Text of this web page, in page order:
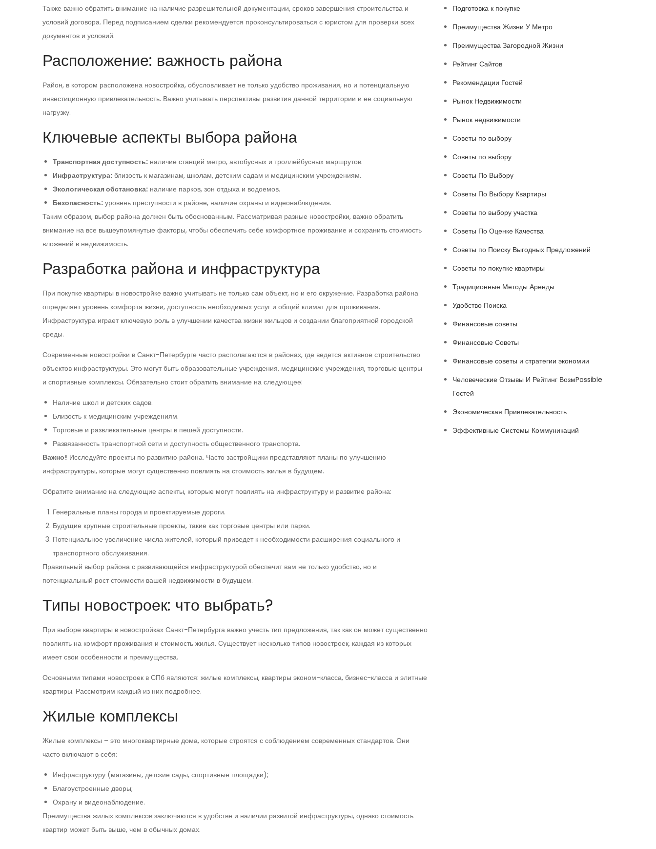
Также важно обратить внимание на наличие разрешительной документации, сроков завершения строительства и
условий договора. Перед подписанием сделки рекомендуется проконсультироваться с юристом для проверки всех
документов и условий.
Расположение: важность района
Район, в котором расположена новостройка, обусловливает не только удобство проживания, но и потенциальную
инвестиционную привлекательность. Важно учитывать перспективы развития данной территории и ее социальную
нагрузку.
Ключевые аспекты выбора района
Транспортная доступность: наличие станций метро, автобусных и троллейбусных маршрутов.
Инфраструктура: близость к магазинам, школам, детским садам и медицинским учреждениям.
Экологическая обстановка: наличие парков, зон отдыха и водоемов.
Безопасность: уровень преступности в районе, наличие охраны и видеонаблюдения.
Таким образом, выбор района должен быть обоснованным. Рассматривая разные новостройки, важно обратить
внимание на все вышеупомянутые факторы, чтобы обеспечить себе комфортное проживание и сохранить стоимость
вложений в недвижимость.
Разработка района и инфраструктура
При покупке квартиры в новостройке важно учитывать не только сам объект, но и его окружение. Разработка района
определяет уровень комфорта жизни, доступность необходимых услуг и общий климат для проживания.
Инфраструктура играет ключевую роль в улучшении качества жизни жильцов и создании благоприятной городской
среды.
Современные новостройки в Санкт-Петербурге часто располагаются в районах, где ведется активное строительство
объектов инфраструктуры. Это могут быть образовательные учреждения, медицинские учреждения, торговые центры
и спортивные комплексы. Обязательно стоит обратить внимание на следующее:
Наличие школ и детских садов.
Близость к медицинским учреждениям.
Торговые и развлекательные центры в пешей доступности.
Развязанность транспортной сети и доступность общественного транспорта.
Важно! Исследуйте проекты по развитию района. Часто застройщики представляют планы по улучшению
инфраструктуры, которые могут существенно повлиять на стоимость жилья в будущем.
Обратите внимание на следующие аспекты, которые могут повлиять на инфраструктуру и развитие района:
Генеральные планы города и проектируемые дороги.
Будущие крупные строительные проекты, такие как торговые центры или парки.
Потенциальное увеличение числа жителей, который приведет к необходимости расширения социального и
транспортного обслуживания.
Правильный выбор района с развивающейся инфраструктурой обеспечит вам не только удобство, но и
потенциальный рост стоимости вашей недвижимости в будущем.
Типы новостроек: что выбрать?
При выборе квартиры в новостройках Санкт-Петербурга важно учесть тип предложения, так как он может существенно
повлиять на комфорт проживания и стоимость жилья. Существует несколько типов новостроек, каждая из которых
имеет свои особенности и преимущества.
Основными типами новостроек в СПб являются: жилые комплексы, квартиры эконом-класса, бизнес-класса и элитные
квартиры. Рассмотрим каждый из них подробнее.
Жилые комплексы
Жилые комплексы – это многоквартирные дома, которые строятся с соблюдением современных стандартов. Они
часто включают в себя:
Инфраструктуру (магазины, детские сады, спортивные площадки);
Благоустроенные дворы;
Охрану и видеонаблюдение.
Преимущества жилых комплексов заключаются в удобстве и наличии развитой инфраструктуры, однако стоимость
квартир может быть выше, чем в обычных домах.
Подготовка к покупке
Преимущества Жизни У Метро
Преимущества Загородной Жизни
Рейтинг Сайтов
Рекомендации Гостей
Рынок Недвижимости
Рынок недвижимости
Советы по выбору
Советы по выбору
Советы По Выбору
Советы По Выбору Квартиры
Советы по выбору участка
Советы По Оценке Качества
Советы по Поиску Выгодных Предложений
Советы по покупке квартиры
Традиционные Методы Аренды
Удобство Поиска
Финансовые советы
Финансовые Советы
Финансовые советы и стратегии экономии
Человеческие Отзывы И Рейтинг ВозмPossible
Гостей
Экономическая Привлекательность
Эффективные Системы Коммуникаций